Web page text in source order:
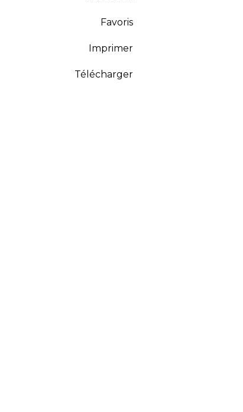
Favoris
Imprimer
Télécharger